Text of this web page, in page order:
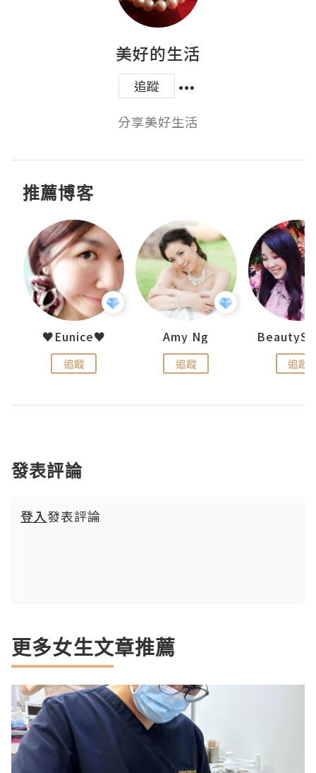
美好的生活
追蹤
分享美好生活
推薦博客
♥Eunice♥
追蹤
Amy Ng
追蹤 追蹤
發表評論
登入發表評論
更多女生文章推薦